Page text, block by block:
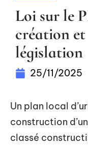
Loi sur le
création
législation
25/11/2025
Un plan local
construction
classé